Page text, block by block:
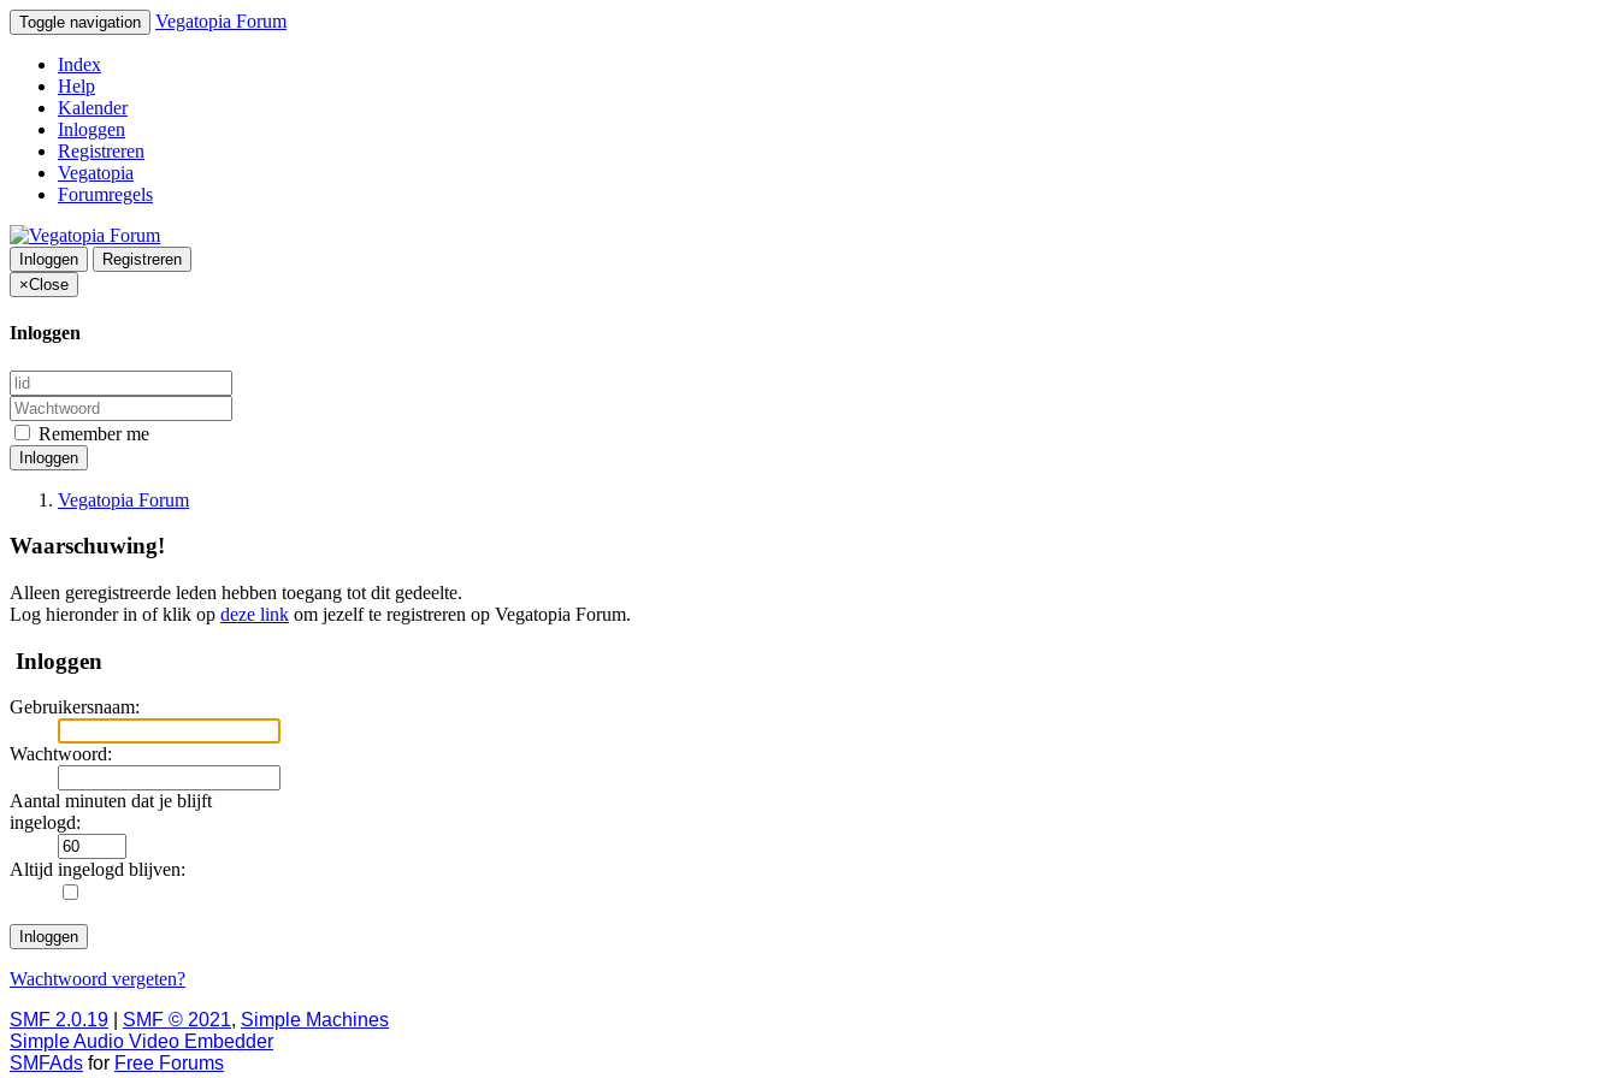
Toggle navigation Vegatopia Forum
Index
Help
Kalender
Inloggen
Registreren
Vegatopia
Forumregels
Inloggen
Registreren
×Close
Inloggen
Remember me
Inloggen
Vegatopia Forum
Waarschuwing!
Alleen geregistreerde leden hebben toegang tot dit gedeelte.
Log hieronder in of klik op deze link om jezelf te registreren op Vegatopia Forum.
Inloggen
Gebruikersnaam:
Wachtwoord:
Aantal minuten dat je blijft
ingelogd:
Altijd ingelogd blijven:
Wachtwoord vergeten?
SMF 2.0.19
SMF © 2021, Simple Machines
Simple Audio Video Embedder
SMFAds for Free Forums